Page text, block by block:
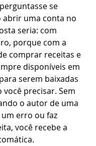
se
abrir uma conta no
seria: com
porque com a
comprar receitas e
disponíveis em
serem baixadas
precisar. Sem
o autor de uma
erro ou faz
você recebe a